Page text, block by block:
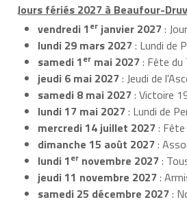
Jours fériés 2027 à Beaufour-
vendredi 1er janvier 2027:
lundi 29 mars 2027: Lundi de
samedi 1er mai 2027: Fête du
jeudi 6 mai 2027: Jeudi de
samedi 8 mai 2027: Victoire
lundi 17 mai 2027: Lundi de
mercredi 14 juillet 2027:
dimanche 15 août 2027:
lundi 1er novembre 2027:
jeudi 11 novembre 2027:
samedi 25 décembre 2027: